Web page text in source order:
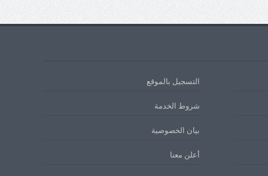
التسجيل بالموقع
شروط الخدمة
بيان الخصوصية
أعلن معنا